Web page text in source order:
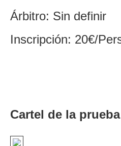
Árbitro: Sin definir
Inscripción: 20€/
Cartel de la prueba